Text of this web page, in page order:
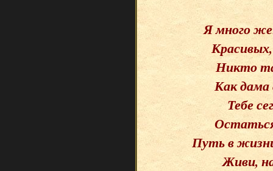
Я много
Никто
Как дама
Тебе
Путь в
Живи,